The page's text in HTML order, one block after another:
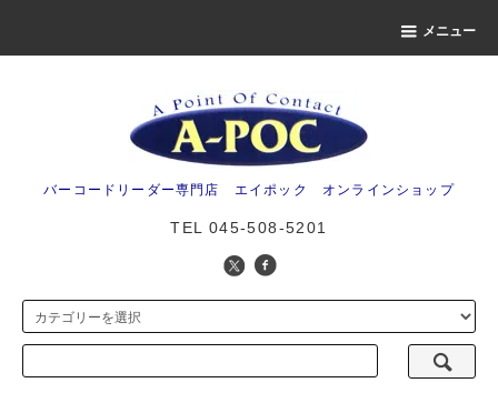
メニュー
バーコードリーダー専門店 エイポック オンラインショップ
TEL 045-508-5201